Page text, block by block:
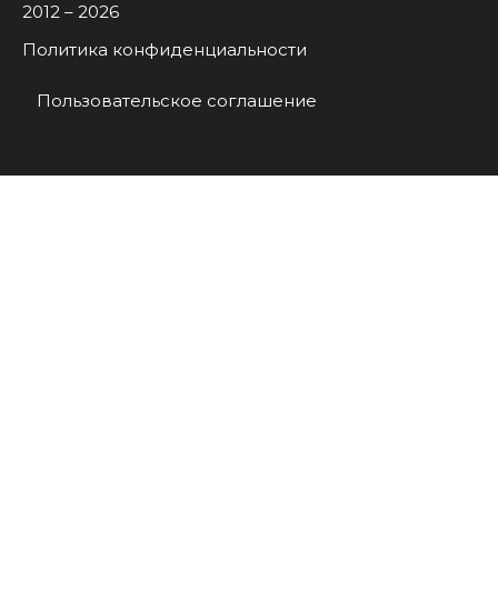
2012 – 2026
Политика конфиденциальности
Пользовательское соглашение